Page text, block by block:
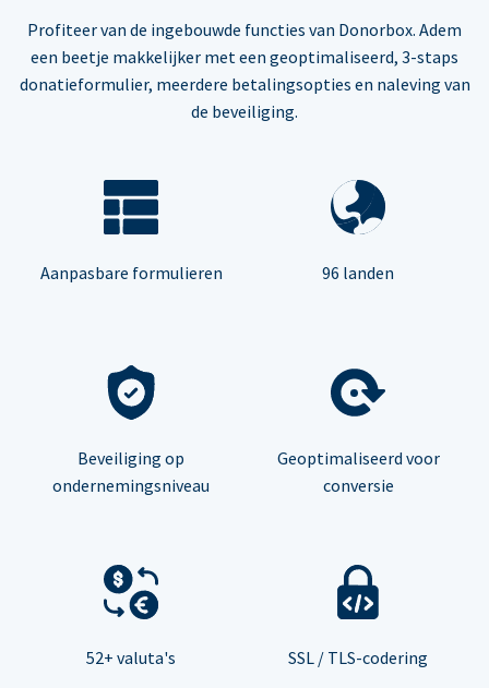
Profiteer van de ingebouwde functies van Donorbox. Adem
een beetje makkelijker met een geoptimaliseerd, 3-staps
donatieformulier, meerdere betalingsopties en naleving van
de beveiliging.
Aanpasbare formulieren 96 landen
Beveiliging op
ondernemingsniveau
Geoptimaliseerd voor
conversie
52+ valuta's SSL / TLS-codering